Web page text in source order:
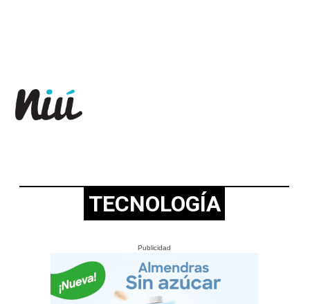
TECNOLOGÍA
Publicidad